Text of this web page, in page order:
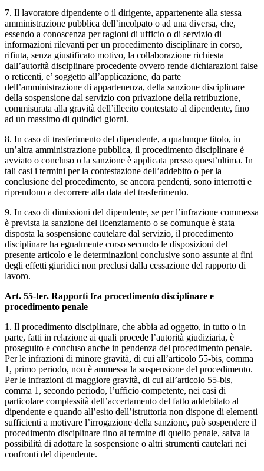
7. Il lavoratore dipendente o il dirigente, appartenente alla stessa
amministrazione pubblica dell’incolpato o ad una diversa, che,
essendo a conoscenza per ragioni di ufficio o di servizio di
informazioni rilevanti per un procedimento disciplinare in corso,
rifiuta, senza giustificato motivo, la collaborazione richiesta
dall’autorità disciplinare procedente ovvero rende dichiarazioni false
o reticenti, e’ soggetto all’applicazione, da parte
dell’amministrazione di appartenenza, della sanzione disciplinare
della sospensione dal servizio con privazione della retribuzione,
commisurata alla gravità dell’illecito contestato al dipendente, fino
ad un massimo di quindici giorni.
8. In caso di trasferimento del dipendente, a qualunque titolo, in
un’altra amministrazione pubblica, il procedimento disciplinare è
avviato o concluso o la sanzione è applicata presso quest’ultima. In
tali casi i termini per la contestazione dell’addebito o per la
conclusione del procedimento, se ancora pendenti, sono interrotti e
riprendono a decorrere alla data del trasferimento.
9. In caso di dimissioni del dipendente, se per l’infrazione commessa
è prevista la sanzione del licenziamento o se comunque è stata
disposta la sospensione cautelare dal servizio, il procedimento
disciplinare ha egualmente corso secondo le disposizioni del
presente articolo e le determinazioni conclusive sono assunte ai fini
degli effetti giuridici non preclusi dalla cessazione del rapporto di
lavoro.
Art. 55-ter. Rapporti fra procedimento disciplinare e
procedimento penale
1. Il procedimento disciplinare, che abbia ad oggetto, in tutto o in
parte, fatti in relazione ai quali procede l’autorità giudiziaria, è
proseguito e concluso anche in pendenza del procedimento penale.
Per le infrazioni di minore gravità, di cui all’articolo 55-bis, comma
1, primo periodo, non è ammessa la sospensione del procedimento.
Per le infrazioni di maggiore gravità, di cui all’articolo 55-bis,
comma 1, secondo periodo, l’ufficio competente, nei casi di
particolare complessità dell’accertamento del fatto addebitato al
dipendente e quando all’esito dell’istruttoria non dispone di elementi
sufficienti a motivare l’irrogazione della sanzione, può sospendere il
procedimento disciplinare fino al termine di quello penale, salva la
possibilità di adottare la sospensione o altri strumenti cautelari nei
confronti del dipendente.